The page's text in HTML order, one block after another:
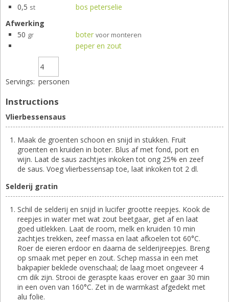
0,5 st
bos peterselie
Afwerking
50 gr boter voor monteren
peper en zout
Servings: personen
Instructions
Vlierbessensaus
Maak de groenten schoon en snijd in stukken. Fruit
groenten en kruiden in boter. Blus af met fond, port en
wijn. Laat de saus zachtjes inkoken tot ong 25% en zeef
de saus. Voeg vlierbessensap toe, laat inkoken tot 2 dl.
Selderij gratin
Schil de selderij en snijd in lucifer grootte reepjes. Kook de
reepjes in water met wat zout beetgaar, giet af en laat
goed uitlekken. Laat de room, melk en kruiden 10 min
zachtjes trekken, zeef massa en laat afkoelen tot 60°C.
Roer de eieren erdoor en daarna de selderijreepjes. Breng
op smaak met peper en zout. Schep massa in een met
bakpapier beklede ovenschaal; de laag moet ongeveer 4
cm dik zijn. Strooi de geraspte kaas erover en gaar 30 min
in een oven van 160°C. Zet in de warmkast afgedekt met
alu folie.